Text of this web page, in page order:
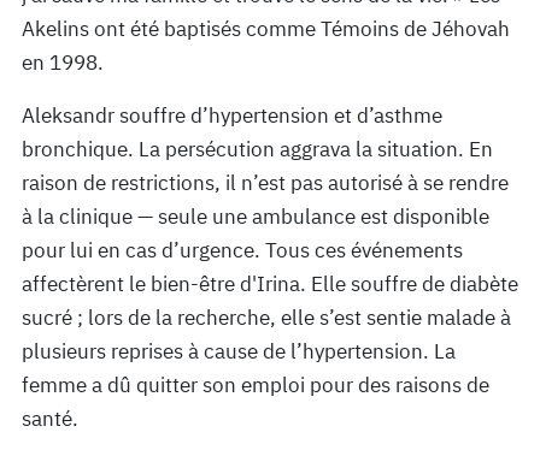
Akelins ont été baptisés comme Témoins de Jéhovah
en 1998.
Aleksandr souffre d’hypertension et d’asthme
bronchique. La persécution aggrava la situation. En
raison de restrictions, il n’est pas autorisé à se rendre
à la clinique — seule une ambulance est disponible
pour lui en cas d’urgence. Tous ces événements
affectèrent le bien-être d'Irina. Elle souffre de diabète
sucré ; lors de la recherche, elle s’est sentie malade à
plusieurs reprises à cause de l’hypertension. La
femme a dû quitter son emploi pour des raisons de
santé.